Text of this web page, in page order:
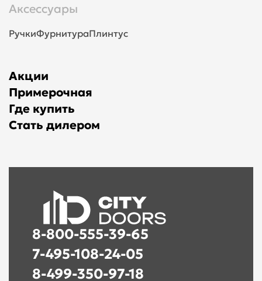
Аксессуары
РучкиФурнитураПлинтус
Акции
Примерочная
Где купить
Стать дилером
8-800-555-39-65
7-495-108-24-05
8-499-350-97-18